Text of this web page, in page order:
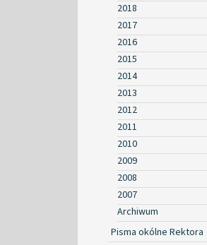
2018
2017
2016
2015
2014
2013
2012
2011
2010
2009
2008
2007
Archiwum
Pisma okólne Rektora